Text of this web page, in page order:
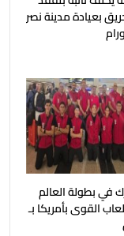
بعيادة مدينة نصر
في بطولة العالم
القوى بأمريكا بـ